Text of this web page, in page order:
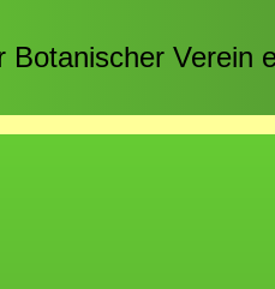
Botanischer Verein